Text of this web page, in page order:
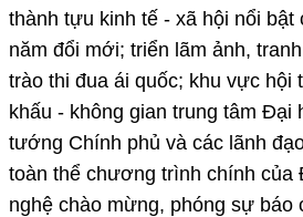
thành tựu kinh tế - xã hội nổi
năm đổi mới; triển lãm ảnh,
trào thi đua ái quốc; khu vực hội
khấu - không gian trung tâm
tướng Chính phủ và các lãnh
toàn thể chương trình chính của
nghệ chào mừng, phóng sự báo